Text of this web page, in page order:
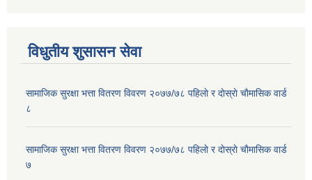
विधुतीय शुसासन सेवा
सामाजिक सुरक्षा भत्ता वितरण विवरण २०७७/७८ पहिलाे र दाेस्राे चाैमासिक वार्ड
८
सामाजिक सुरक्षा भत्ता वितरण विवरण २०७७/७८ पहिलाे र दाेस्राे चाैमासिक वार्ड
७